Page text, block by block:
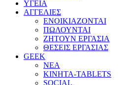
ΥΓΕΙΑ
ΑΓΓΕΛΙΕΣ
ΕΝΟΙΚΙΑΖΟΝΤΑΙ
ΠΩΛΟΥΝΤΑΙ
ΖΗΤΟΥΝ ΕΡΓΑΣΙΑ
ΘΕΣΕΙΣ ΕΡΓΑΣΙΑΣ
GEEK
ΝΕΑ
ΚΙΝΗΤΑ-TABLETS
SOCIAL